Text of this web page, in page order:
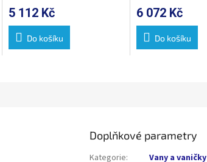
5 112 Kč
Do košíku
6 072 Kč
Do košíku
Doplňkové parametry
Kategorie:
Vany a vaničky